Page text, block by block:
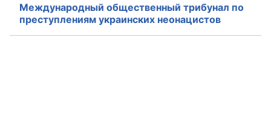
Международный общественный трибунал по
преступлениям украинских неонацистов